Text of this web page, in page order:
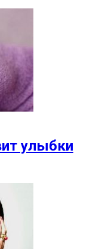
улыбки